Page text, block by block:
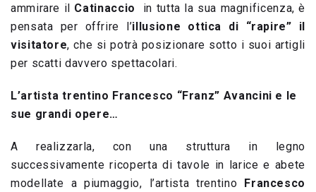
ammirare il Catinaccio in tutta la sua magnificenza, è
pensata per offrire l’illusione ottica di “rapire” il
visitatore, che si potrà posizionare sotto i suoi artigli
per scatti davvero spettacolari.
L’artista trentino Francesco “Franz” Avancini e le
sue grandi opere…
A realizzarla, con una struttura in legno
successivamente ricoperta di tavole in larice e abete
modellate a piumaggio, l’artista trentino Francesco